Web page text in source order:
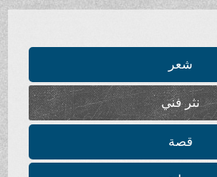
شعر
نثر فني
قصة